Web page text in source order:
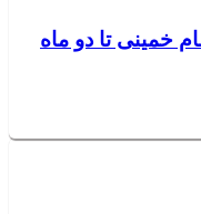
خمینی تا دو ماه